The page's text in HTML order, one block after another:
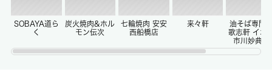
-/-
権利金/雑費
SOBAYA道ら
く
炭火焼肉&ホル
モン伝次
七輪焼肉 安安
西船橋店
来々軒
油そば専門
歌志軒 イオ
市川妙典店